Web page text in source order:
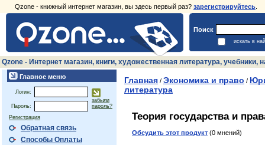
Qzone - книжный интернет магазин, вы здесь первый раз? зарегистрируйтесь
Поиск
искать в
Qzone - Интернет магазин, книги, художественная литература,
Главное меню
Логин:
Пароль:
забыли
пароль?
Регистрация
Обратная связь
Способы Оплаты
Главная / Экономика и право /
литература
Теория государства и
Обсудить этот продукт (0 мнений)